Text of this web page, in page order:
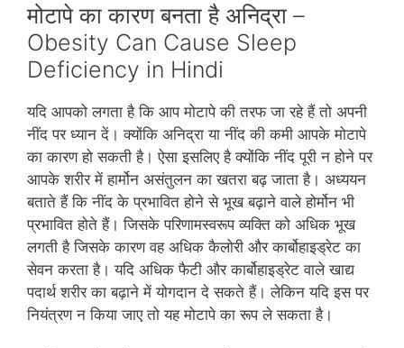
मोटापे का कारण बनता है अनिद्रा –
Obesity Can Cause Sleep
Deficiency in Hindi
यदि आपको लगता है कि आप मोटापे की तरफ जा रहे हैं तो अपनी
नींद पर ध्‍यान दें। क्‍योंकि अनिद्रा या नींद की कमी आपके मोटापे
का कारण हो सकती है। ऐसा इसलिए है क्‍योंकि नींद पूरी न होने पर
आपके शरीर में हार्मोन असंतुलन का खतरा बढ़ जाता है। अध्‍ययन
बताते हैं कि नींद के प्रभावित होने से भूख बढ़ाने वाले होर्मोन भी
प्रभावित होते हैं। जिसके परिणामस्‍वरूप व्‍यक्ति को अधिक भूख
लगती है जिसके कारण वह अधिक कैलोरी और कार्बोहाइड्रेट का
सेवन करता है। यदि अधिक फैटी और कार्बोहाइड्रेट वाले खाद्य
पदा‍र्थ शरीर का बढ़ाने में योगदान दे सकते हैं। लेकिन यदि इस पर
नियंत्रण न किया जाए तो यह मोटापे का रूप ले सकता है।